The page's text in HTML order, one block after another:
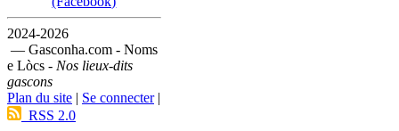
2024-2026
— Gasconha.com - Noms
e Lòcs - Nos lieux-dits
gascons
Plan du site | Se connecter|
RSS 2.0